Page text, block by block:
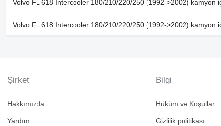
Volvo FL 618 Intercooler 180/210/220/250 (1992->2002) kamyon
Volvo FL 618 Intercooler 180/210/220/250 (1992->2002) kamyon
Şirket
Hakkımızda
Yardım
Bilgi
Hüküm ve Koşullar
Gizlilik politikası